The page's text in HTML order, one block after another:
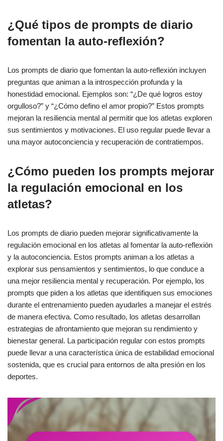
¿Qué tipos de prompts de diario
fomentan la auto-reflexión?
Los prompts de diario que fomentan la auto-reflexión incluyen
preguntas que animan a la introspección profunda y la
honestidad emocional. Ejemplos son: “¿De qué logros estoy
orgulloso?” y “¿Cómo defino el amor propio?” Estos prompts
mejoran la resiliencia mental al permitir que los atletas exploren
sus sentimientos y motivaciones. El uso regular puede llevar a
una mayor autoconciencia y recuperación de contratiempos.
¿Cómo pueden los prompts mejorar
la regulación emocional en los
atletas?
Los prompts de diario pueden mejorar significativamente la
regulación emocional en los atletas al fomentar la auto-reflexión
y la autoconciencia. Estos prompts animan a los atletas a
explorar sus pensamientos y sentimientos, lo que conduce a
una mejor resiliencia mental y recuperación. Por ejemplo, los
prompts que piden a los atletas que identifiquen sus emociones
durante el entrenamiento pueden ayudarles a manejar el estrés
de manera efectiva. Como resultado, los atletas desarrollan
estrategias de afrontamiento que mejoran su rendimiento y
bienestar general. La participación regular con estos prompts
puede llevar a una característica única de estabilidad emocional
sostenida, que es crucial para entornos de alta presión en los
deportes.